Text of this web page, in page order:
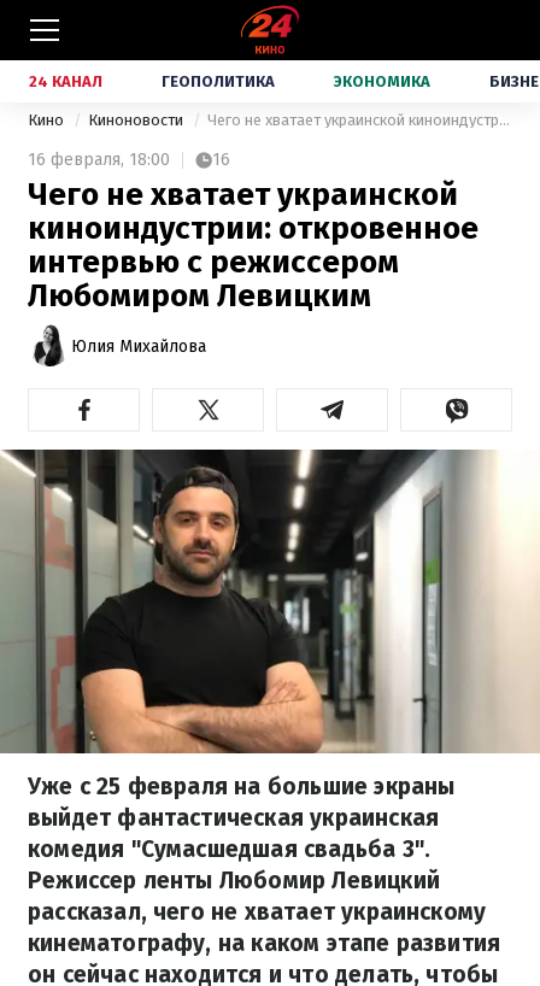
24 КАНАЛ ГЕОПОЛИТИКА ЭКОНОМИКА
Кино Киноновости Чего не хватает украинской киноиндустрии: откровенное интервью с режиссером Любомиром Левицким
16 февраля, 18:00 16
Чего не хватает украинской
киноиндустрии: откровенное
интервью с режиссером
Любомиром Левицким
Юлия Михайлова
Уже с 25 февраля на большие экраны
выйдет фантастическая украинская
комедия "Сумасшедшая свадьба 3".
Режиссер ленты Любомир Левицкий
рассказал, чего не хватает украинскому
кинематографу, на каком этапе развития
он сейчас находится и что делать, чтобы